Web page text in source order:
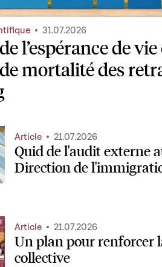
l’espérance de vie
mortalité des
31.07.2026
Quid de l'audit externe
Direction de
Article 21.07.2026
Un plan pour renforcer
collective
Article 21.07.2026